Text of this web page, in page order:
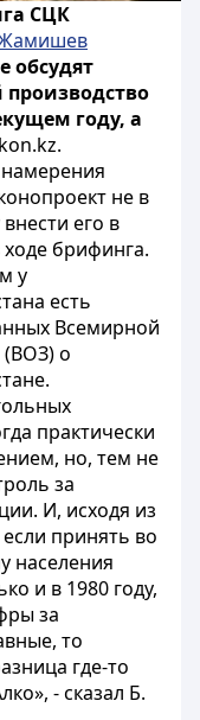
СЦК
обсудят
году, а
не в
его в
брифинга.
у
есть
Всемирной
(ВОЗ) о
практически
но, тем не
за
И, исходя из
принять во
населения
и в 1980 году,
за
то
где-то
- сказал Б.